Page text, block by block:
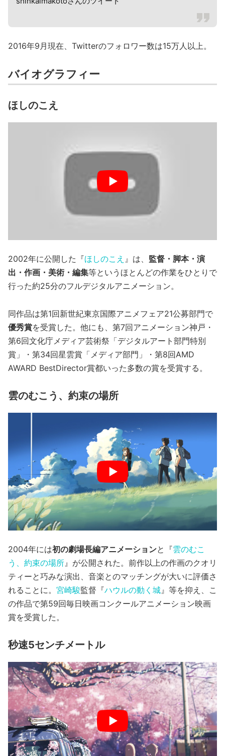
2016年9月現在、Twitterのフォロワー数は15万人以上。
バイオグラフィー
ほしのこえ
2002年に公開した『ほしのこえ 』は、 監督・脚本・演
出・作画・美術・編集等というほとんどの作業をひとりで
行った約25分のフルデジタルアニメーション。
同作品は第1回新世紀東京国際アニメフェア21公募部門で
優秀賞を受賞した。他にも、第7回アニメーション神戸・
第6回文化庁メディア芸術祭「デジタルアート部門特別
賞」・第34回星雲賞「メディア部門」・第8回AMD
AWARD BestDirector賞都いった多数の賞を受賞する。
雲のむこう、約束の場所
2004年には初の劇場長編アニメーションと『雲のむこ
う、約束の場所 』が公開された。前作以上の作画のクオリ
ティーと巧みな演出、音楽とのマッチングが大いに評価さ
れることに。 宮崎駿監督『ハウルの動く城 』等を抑え、こ
の作品で第59回毎日映画コンクールアニメーション映画
賞を受賞した。
秒速5センチメートル